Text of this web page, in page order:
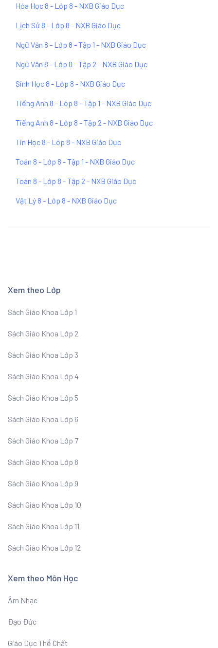
Hóa Học 8 - Lớp 8 - NXB Giáo Dục
Lịch Sử 8 - Lớp 8 - NXB Giáo Dục
Ngữ Văn 8 - Lớp 8 - Tập 1 - NXB Giáo Dục
Ngữ Văn 8 - Lớp 8 - Tập 2 - NXB Giáo Dục
Sinh Học 8 - Lớp 8 - NXB Giáo Dục
Tiếng Anh 8 - Lớp 8 - Tập 1 - NXB Giáo Dục
Tiếng Anh 8 - Lớp 8 - Tập 2 - NXB Giáo Dục
Tin Học 8 - Lớp 8 - NXB Giáo Dục
Toán 8 - Lớp 8 - Tập 1 - NXB Giáo Dục
Toán 8 - Lớp 8 - Tập 2 - NXB Giáo Dục
Vật Lý 8 - Lớp 8 - NXB Giáo Dục
Xem theo Lớp
Sách Giáo Khoa Lớp 1
Sách Giáo Khoa Lớp 2
Sách Giáo Khoa Lớp 3
Sách Giáo Khoa Lớp 4
Sách Giáo Khoa Lớp 5
Sách Giáo Khoa Lớp 6
Sách Giáo Khoa Lớp 7
Sách Giáo Khoa Lớp 8
Sách Giáo Khoa Lớp 9
Sách Giáo Khoa Lớp 10
Sách Giáo Khoa Lớp 11
Sách Giáo Khoa Lớp 12
Xem theo Môn Học
Âm Nhạc
Đạo Đức
Giáo Dục Thể Chất